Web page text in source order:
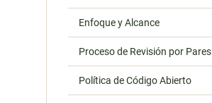
Enfoque y Alcance
Proceso de Revisión por Pares
Política de Código Abierto